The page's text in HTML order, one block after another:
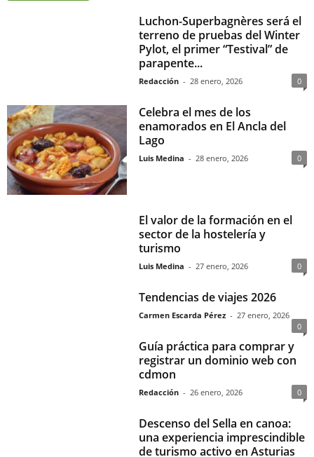
Luchon-Superbagnères será el
terreno de pruebas del Winter
Pylot, el primer “Testival” de
parapente...
Redacción - 28 enero, 2026 0
Celebra el mes de los
enamorados en El Ancla del
Lago
Luis Medina - 28 enero, 2026 0
El valor de la formación en el
sector de la hostelería y
turismo
Luis Medina - 27 enero, 2026 0
Tendencias de viajes 2026
Carmen Escarda Pérez - 27 enero, 2026
0
Guía práctica para comprar y
registrar un dominio web con
cdmon
Redacción - 26 enero, 2026 0
Descenso del Sella en canoa:
una experiencia imprescindible
de turismo activo en Asturias